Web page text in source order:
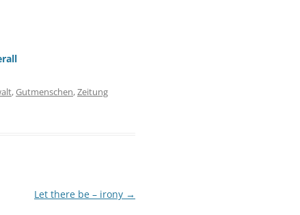
,Gutmenschen,Zeitung
Let there be – irony →